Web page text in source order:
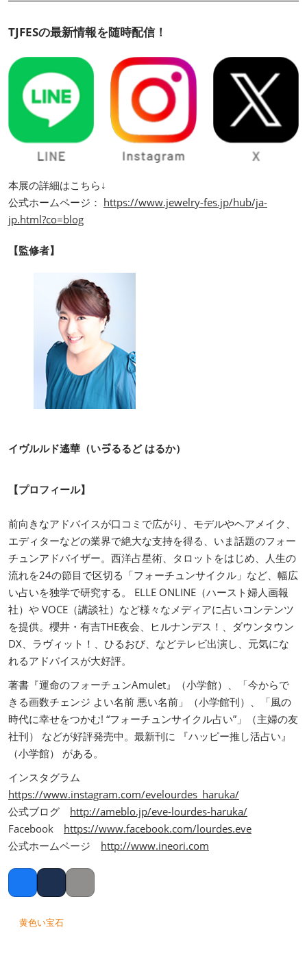
TJFESの最新情報を随時配信！
本展の詳細はこちら↓
公式ホームページ： https://www.jewelry-fes.jp/hub/ja-
jp.html?co=blog
【監修者】
イヴルルド遙華（いゔるるど はるか）
【プロフィール】
前向きなアドバイスが口コミで広がり、モデルやヘアメイク、
エディターなどの業界で絶大な支持を得る、いま話題のフォー
チュンアドバイザー。西洋占星術、タロットをはじめ、人生の
流れを24の節目で区切る「フォーチュンサイクル」など、幅広
い占いを独学で研究する。 ELLE ONLINE（ハースト婦人画報
社）や VOCE（講談社）など様々なメディアに占いコンテンツ
を提供。櫻井・有吉THE夜会、ヒルナンデス！、ダウンタウン
DX、ラヴィット！、ひるおび、などテレビ出演し、元気にな
れるアドバイスが大好評。
著書『運命のフォーチュンAmulet』（小学館）、「今からで
きる画数チェンジ よい名前 悪い名前」（小学館刊）、「風の
時代に幸せをつかむ! “フォーチュンサイクル占い”」（主婦の友
社刊） などが好評発売中。最新刊に 『ハッピー推し活占い』
（小学館） がある。
インスタグラム
https://www.instagram.com/evelourdes_haruka/
公式ブログ http://ameblo.jp/eve-lourdes-haruka/
Facebook https://www.facebook.com/lourdes.eve
公式ホームページ http://www.ineori.com
FacebookTwitterCopy link
黄色い宝石